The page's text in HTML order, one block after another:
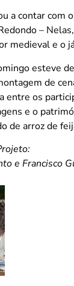
a contar com
–
medieval e o
esteve
de
entre os
e o
de arroz de
e Francisco